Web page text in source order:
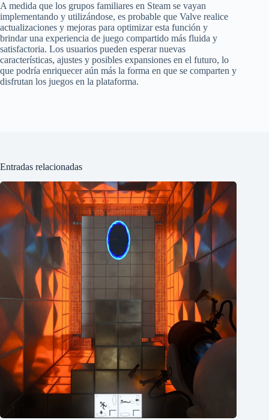
A medida que los grupos familiares en Steam se vayan
implementando y utilizándose, es probable que Valve realice
actualizaciones y mejoras para optimizar esta función y
brindar una experiencia de juego compartido más fluida y
satisfactoria. Los usuarios pueden esperar nuevas
características, ajustes y posibles expansiones en el futuro, lo
que podría enriquecer aún más la forma en que se comparten y
disfrutan los juegos en la plataforma.
Entradas relacionadas